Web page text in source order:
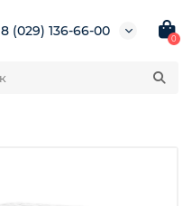
8 (029) 136-66-00
0